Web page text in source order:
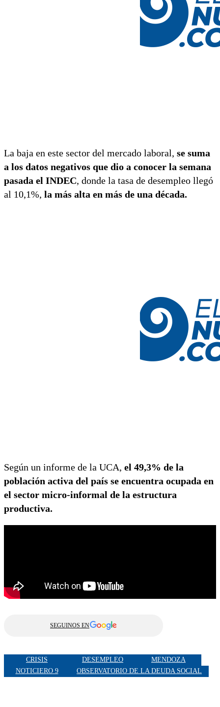
La baja en este sector del mercado laboral, se suma
a los datos negativos que dio a conocer la semana
pasada el INDEC, donde la tasa de desempleo llegó
al 10,1%, la más alta en más de una década.
Según un informe de la UCA, el 49,3% de la
población activa del país se encuentra ocupada en
el sector micro-informal de la estructura
productiva.
SEGUINOS EN
CRISIS DESEMPLEO
MENDOZA
NOTICIERO 9
OBSERVATORIO DE LA DEUDA SOCIAL